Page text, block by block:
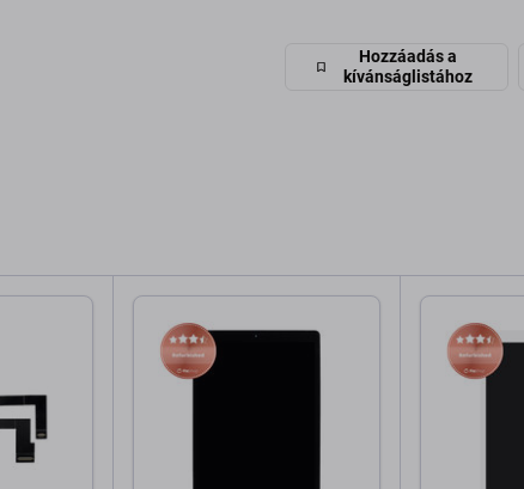
Hozzáadás a
kívánságlistához